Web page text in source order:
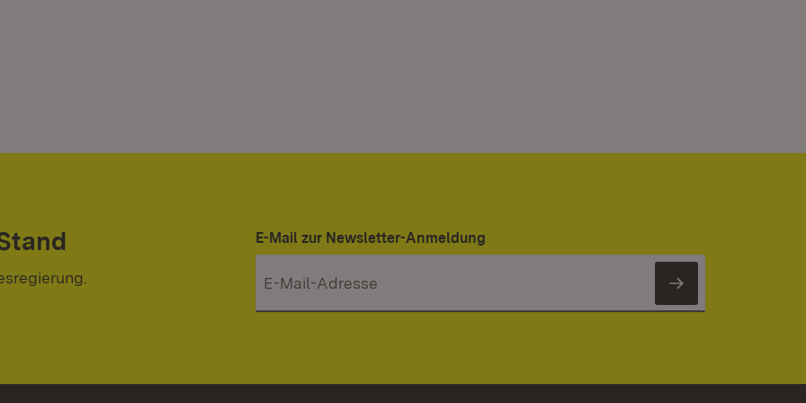
E-Mail zur Newsletter-Anmeldung
Newsletter